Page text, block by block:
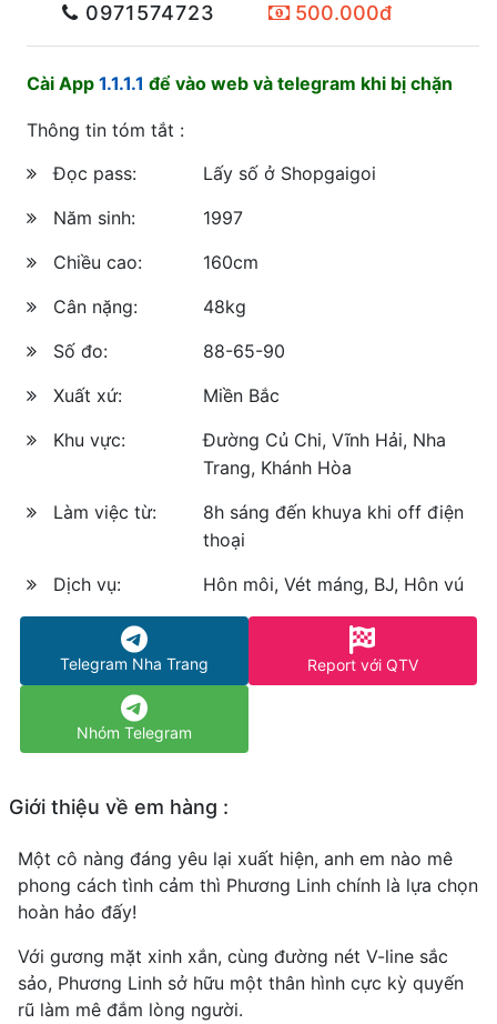
0971574723 500.000đ
Cài App 1.1.1.1 để vào web và telegram khi bị chặn
Thông tin tóm tắt :
Đọc pass:
Lấy số ở Shopgaigoi
Năm sinh:
1997
Chiều cao:
160cm
Cân nặng:
48kg
Số đo:
88-65-90
Xuất xứ:
Miền Bắc
Khu vực:
Đường Củ Chi, Vĩnh Hải, Nha
Trang, Khánh Hòa
Làm việc từ:
8h sáng đến khuya khi off điện
thoại
Dịch vụ:
Hôn môi, Vét máng, BJ, Hôn vú
Telegram Nha Trang Report với QTV
Nhóm Telegram
Giới thiệu về em hàng :
Một cô nàng đáng yêu lại xuất hiện, anh em nào mê
phong cách tình cảm thì Phương Linh chính là lựa chọn
hoàn hảo đấy!
Với gương mặt xinh xắn, cùng đường nét V-line sắc
sảo, Phương Linh sở hữu một thân hình cực kỳ quyến
rũ làm mê đắm lòng người.